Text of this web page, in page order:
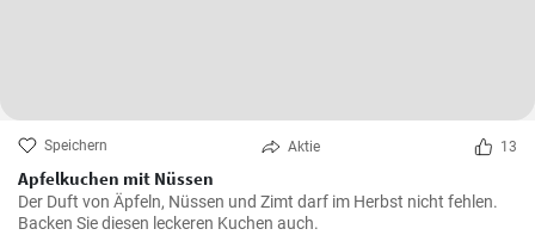
Speichern Aktie 13
Apfelkuchen mit Nüssen
Der Duft von Äpfeln, Nüssen und Zimt darf im Herbst nicht fehlen.
Backen Sie diesen leckeren Kuchen auch.